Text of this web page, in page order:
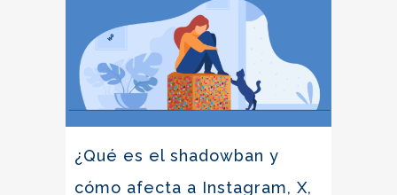
¿Qué es el shadowban y
cómo afecta a Instagram, X,